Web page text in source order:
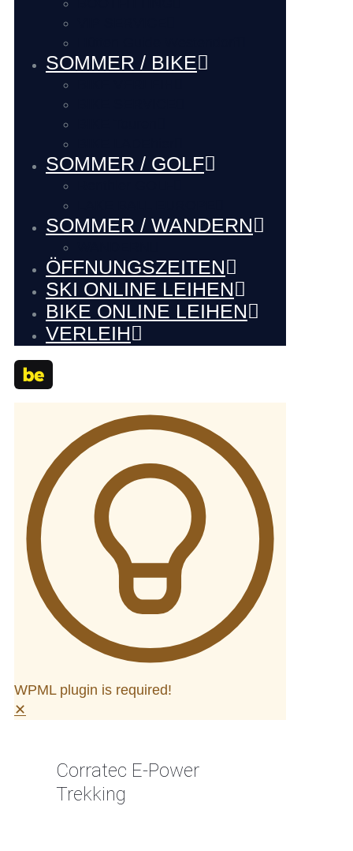
SOMMER / BIKE
SOMMER / GOLF
SOMMER / WANDERN
ÖFFNUNGSZEITEN
SKI ONLINE LEIHEN
BIKE ONLINE LEIHEN
VERLEIH
WPML plugin is required!
✕
Corratec E-Power
Trekking